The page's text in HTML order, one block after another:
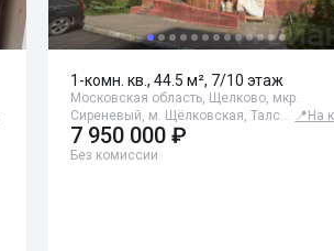
1-комн. кв., 44.5 м², 7/10 этаж
Московская область, Щелково, мкр.
Сиреневый, м. Щёлковская, Талс… 📍 На
7 950 000 ₽
Без комиссии